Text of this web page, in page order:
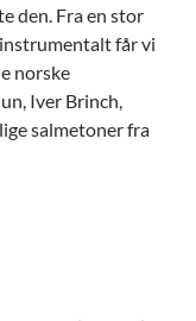
den. Fra en stor
får vi
norske
Iver Brinch,
salmetoner fra